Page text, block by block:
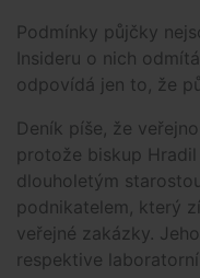
Podmínky půjčky
Insideru o nich
odpovídá jen to, že
Deník píše, že
protože biskup
dlouholetým
podnikatelem, který
veřejné zakázky.
respektive